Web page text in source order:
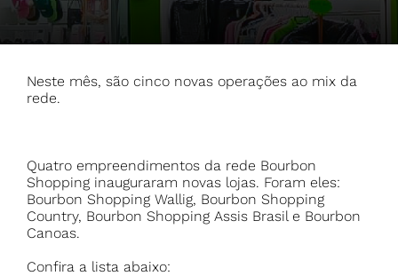
Neste mês, são cinco novas operações ao mix da
rede.
Quatro empreendimentos da rede Bourbon
Shopping inauguraram novas lojas. Foram eles:
Bourbon Shopping Wallig, Bourbon Shopping
Country, Bourbon Shopping Assis Brasil e Bourbon
Canoas.